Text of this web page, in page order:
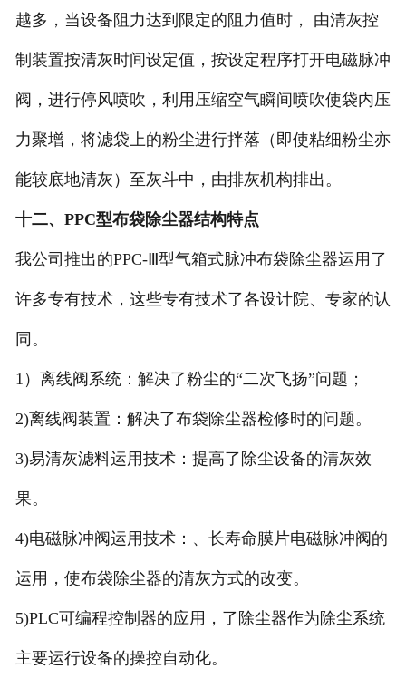
越多，当设备阻力达到限定的阻力值时， 由清灰控
制装置按清灰时间设定值，按设定程序打开电磁脉冲
阀，进行停风喷吹，利用压缩空气瞬间喷吹使袋内压
力聚增，将滤袋上的粉尘进行拌落（即使粘细粉尘亦
能较底地清灰）至灰斗中，由排灰机构排出。
十二、PPC型布袋除尘器结构特点
我公司推出的PPC-Ⅲ型气箱式脉冲布袋除尘器运用了
许多专有技术，这些专有技术了各设计院、专家的认
同。
1）离线阀系统：解决了粉尘的“二次飞扬”问题；
2)离线阀装置：解决了布袋除尘器检修时的问题。
3)易清灰滤料运用技术：提高了除尘设备的清灰效
果。
4)电磁脉冲阀运用技术：、长寿命膜片电磁脉冲阀的
运用，使布袋除尘器的清灰方式的改变。
5)PLC可编程控制器的应用，了除尘器作为除尘系统
主要运行设备的操控自动化。